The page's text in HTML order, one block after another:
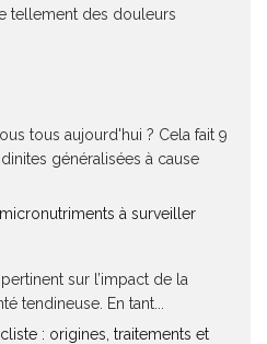
tellement des douleurs
tous aujourd'hui ? Cela fait 9
généralisées à cause
à surveiller
sur l’impact de la
tendineuse. En tant...
: origines, traitements et